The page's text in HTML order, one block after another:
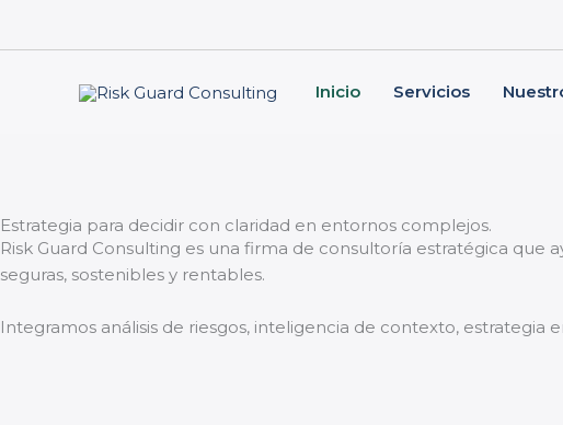
Inicio
Servicios
Estrategia para decidir con claridad en entornos complejos.
Risk Guard Consulting es una firma de consultoría estratégica que
seguras, sostenibles y rentables.
Integramos análisis de riesgos, inteligencia de contexto,